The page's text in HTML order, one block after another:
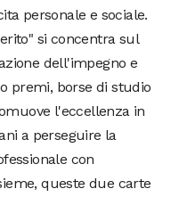
personale e sociale.
si concentra sul
dell'impegno e
premi, borse di studio
l'eccellenza in
a perseguire la
con
queste due carte